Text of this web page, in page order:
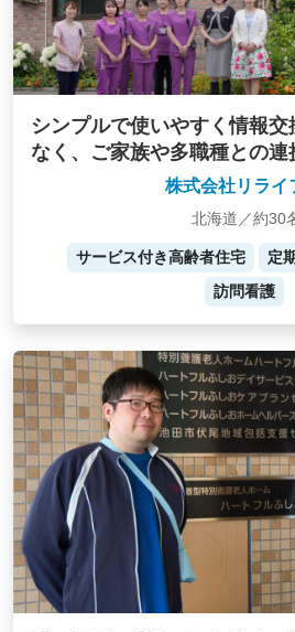
シンプルで使いやすく情報
なく、ご家族や多職種との連
株式会社リライ
北海道／約30
サービス付き高齢者住宅 定
訪問看護